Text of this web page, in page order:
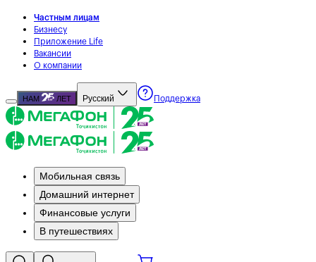
Частным лицам
Бизнесу
Приложение Life
Вакансии
О компании
НАМ ЛЕТ Русский Поддержка
Мобильная связь
Домашний интернет
Финансовые услуги
В путешествиях